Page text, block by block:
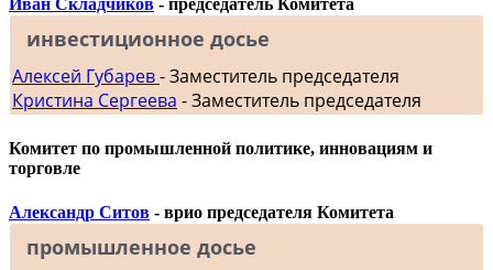
Иван Складчиков - председатель Комитета
инвестиционное досье
Алексей Губарев- Заместитель председателя
Кристина Сергеева - Заместитель председателя
Комитет по промышленной политике, инновациям и
торговле
Александр Ситов - врио председателя Комитета
промышленное досье